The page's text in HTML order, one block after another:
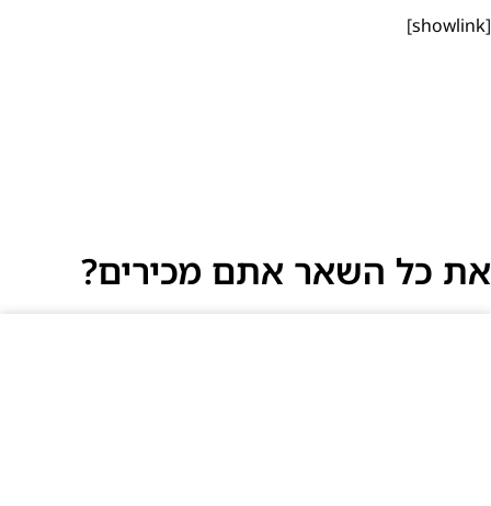
[showlink]
את כל השאר אתם מכירים?